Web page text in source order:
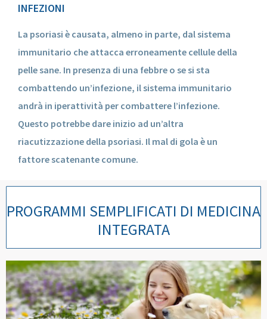
INFEZIONI
La psoriasi è causata, almeno in parte, dal sistema
immunitario che attacca erroneamente cellule della
pelle sane. In presenza di una febbre o se si sta
combattendo un’infezione, il sistema immunitario
andrà in iperattività per combattere l’infezione.
Questo potrebbe dare inizio ad un’altra
riacutizzazione della psoriasi. Il mal di gola è un
fattore scatenante comune.
PROGRAMMI SEMPLIFICATI DI MEDICINA
INTEGRATA